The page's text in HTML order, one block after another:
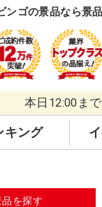
ンゴの景品なら景
本日12:00ま
キング
品を探す